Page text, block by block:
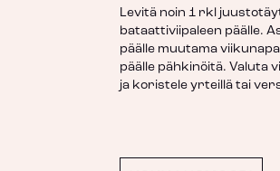
Levitä noin 1 rkl
bataattiviipaleen päälle.
päälle muutama
päälle pähkinöitä. Valuta
ja koristele yrteillä tai